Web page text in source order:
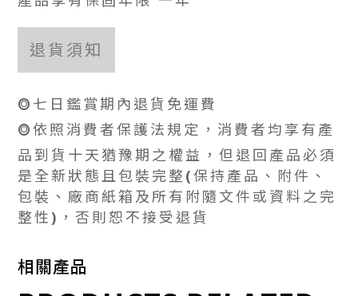
退貨須知
⭗七日鑑賞期內退貨免運費
⭗依照消費者保護法規定，消費者均享有產
品到貨十天猶豫期之權益，但退回產品必須
是全新狀態且包裝完整(保持產品、附件、
包裝、廠商紙箱及所有附隨文件或資料之完
整性)，否則恕不接受退貨
相關產品